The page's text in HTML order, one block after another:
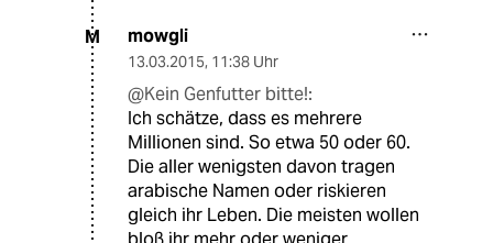
M mowgli
13.03.2015, 11:38 Uhr
@Kein Genfutter bitte!:
Ich schätze, dass es mehrere
Millionen sind. So etwa 50 oder 60.
Die aller wenigsten davon tragen
arabische Namen oder riskieren
gleich ihr Leben. Die meisten wollen